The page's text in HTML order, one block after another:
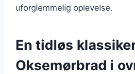
uforglemmelig oplevelse.
En tidløs
Oksemørbrad i